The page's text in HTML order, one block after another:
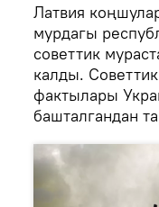
Латвия
мурдагы
советтик
калды.
фактылары
башталгандан